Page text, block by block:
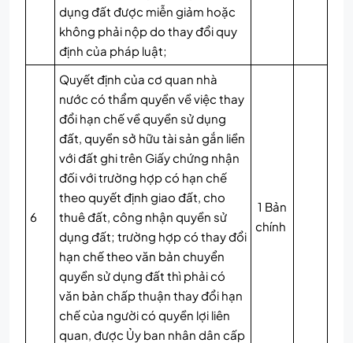
dụng đất được miễn giảm hoặc
không phải nộp do thay đổi quy
định của pháp luật;
6
Quyết định của cơ quan nhà
nước có thẩm quyền về việc thay
đổi hạn chế về quyền sử dụng
đất, quyền sở hữu tài sản gắn liền
với đất ghi trên Giấy chứng nhận
đối với trường hợp có hạn chế
theo quyết định giao đất, cho
thuê đất, công nhận quyền sử
dụng đất; trường hợp có thay đổi
hạn chế theo văn bản chuyển
quyền sử dụng đất thì phải có
văn bản chấp thuận thay đổi hạn
chế của người có quyền lợi liên
quan, được Ủy ban nhân dân cấp
1 Bản
chính